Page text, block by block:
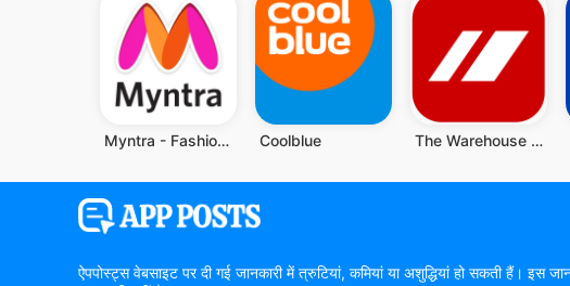
Myntra - Fashion Shopping App Coolblue The Warehouse - New Zealand
ऐपपोस्ट्स वेबसाइट पर दी गई जानकारी में त्रुटियां, कमियां या अशुद्धियां हो सकती हैं। इस